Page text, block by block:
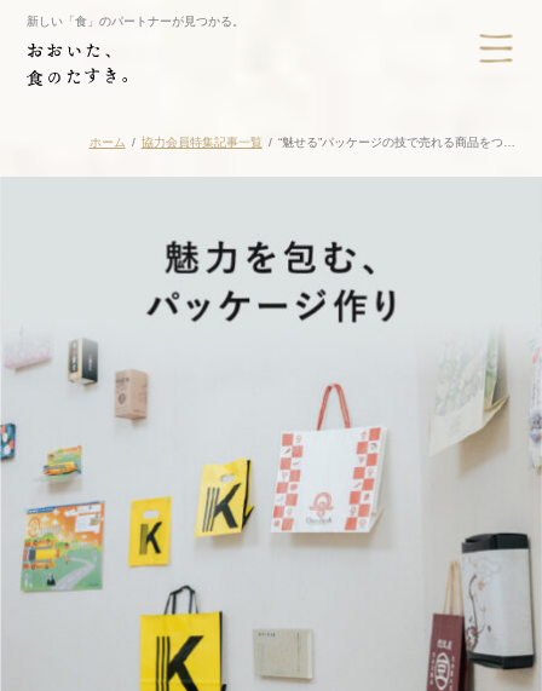
新しい「食」のパートナーが見つかる。
ホーム 協力会員特集記事一覧 “魅せる”パッケージの技で売れる商品をつ…